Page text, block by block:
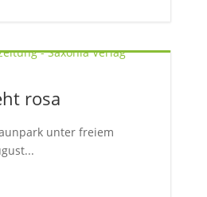
rosa
unter freiem